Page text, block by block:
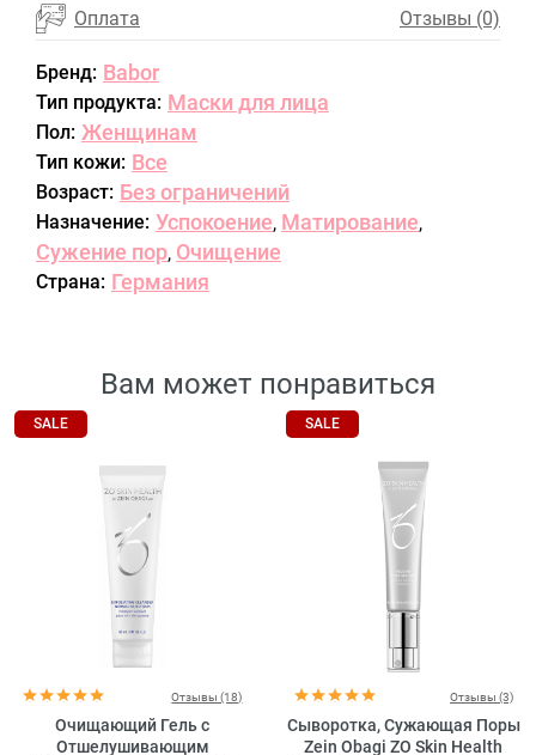
Оплата
Отзывы (0)
Бренд: Babor
Тип продукта: Маски для лица
Пол: Женщинам
Тип кожи: Все
Возраст: Без ограничений
Назначение: Успокоение, Матирование,
Сужение пор, Очищение
Страна: Германия
Вам может понравиться
SALE
Отзывы (18)
Очищающий Гель с
Отшелушивающим
SALE
Отзывы (3)
Сыворотка, Сужающая Поры
Zein Obagi ZO Skin Health